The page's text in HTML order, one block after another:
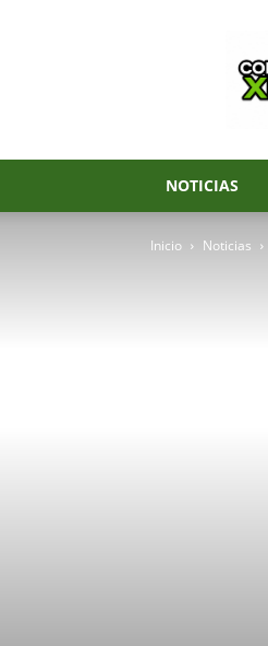
NOTICIAS
Inicio Noticias